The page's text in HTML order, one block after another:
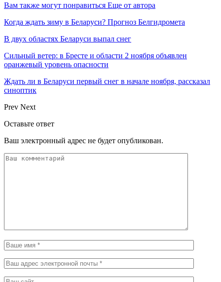
Вам также могут понравиться Еще от автора
Когда ждать зиму в Беларуси? Прогноз Белгидромета
В двух областях Беларуси выпал снег
Сильный ветер: в Бресте и области 2 ноября объявлен
оранжевый уровень опасности
Ждать ли в Беларуси первый снег в начале ноября, рассказал
синоптик
Prev Next
Оставьте ответ
Ваш электронный адрес не будет опубликован.